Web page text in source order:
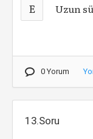
E Uzun
0 Yorum
13.Soru